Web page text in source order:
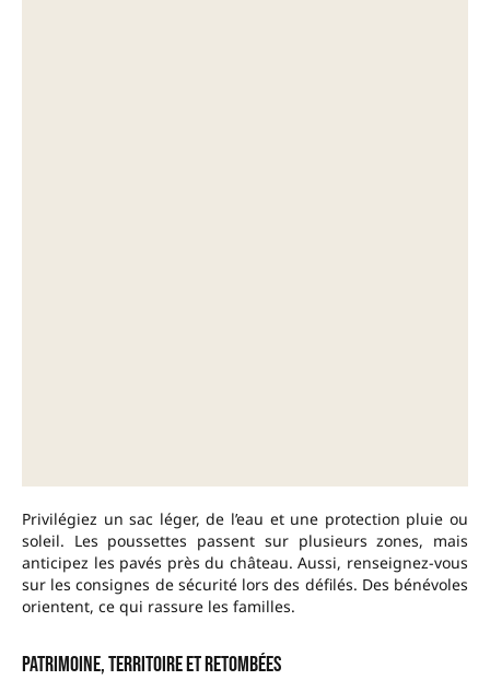
Privilégiez un sac léger, de l’eau et une protection pluie ou
soleil. Les poussettes passent sur plusieurs zones, mais
anticipez les pavés près du château. Aussi, renseignez-vous
sur les consignes de sécurité lors des défilés. Des bénévoles
orientent, ce qui rassure les familles.
Patrimoine, territoire et retombées